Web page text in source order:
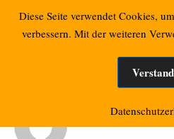
Retzbacher
Diese Seite verwendet Cookies,
verbessern. Mit der weiteren